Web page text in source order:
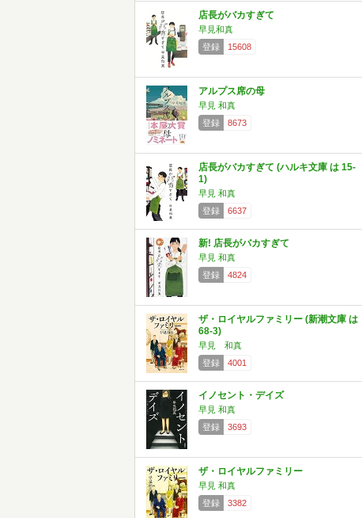
店長がバカすぎて
早見和真
登録
15608
アルプス席の母
早見 和真
登録
8673
店長がバカすぎて (ハルキ文庫 は 15-
1)
早見 和真
登録
6637
新! 店長がバカすぎて
早見 和真
登録
4824
ザ・ロイヤルファミリー (新潮文庫 は
68-3)
早見 和真
登録
4001
イノセント・デイズ
早見 和真
登録
3693
ザ・ロイヤルファミリー
早見 和真
登録
3382